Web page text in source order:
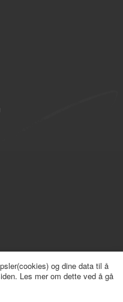
og dine data til å
Les mer om dette ved å gå